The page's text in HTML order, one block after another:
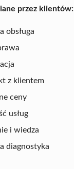
przez klientów:
obsługa
z klientem
ceny
usług
i wiedza
diagnostyka